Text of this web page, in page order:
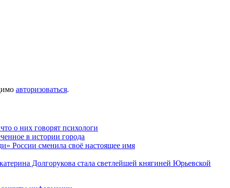
авторизоваться.
о них говорят психологи
в истории города
России сменила своё настоящее имя
Долгорукова стала светлейшей княгиней Юрьевской